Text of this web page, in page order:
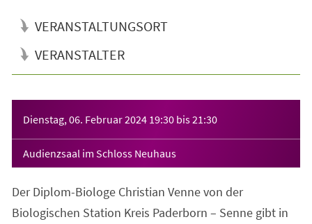
VERANSTALTUNGSORT
VERANSTALTER
Dienstag, 06. Februar 2024 19:30 bis21:30
Audienzsaal im Schloss Neuhaus
Der Diplom-Biologe Christian Venne von der
Biologischen Station Kreis Paderborn – Senne gibt in